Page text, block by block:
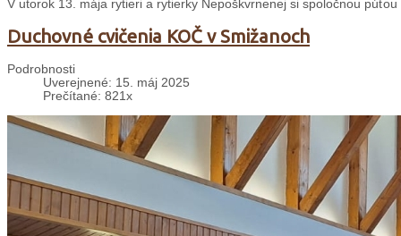
V utorok 13. mája rytieri a rytierky Nepoškvrnenej si spoločnou
Duchovné cvičenia KOČ v Smižanoch
Podrobnosti
Uverejnené: 15. máj 2025
Prečítané: 821x